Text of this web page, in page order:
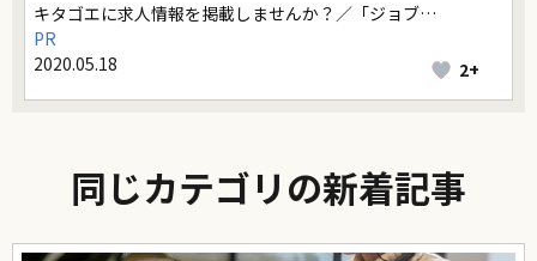
キタゴエに求人情報を掲載しませんか？／「ジョブ…
PR
2020.05.18
2+
同じカテゴリの新着記事